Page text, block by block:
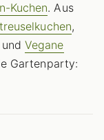
Kuchen. Aus
,
undVegane
Gartenparty: